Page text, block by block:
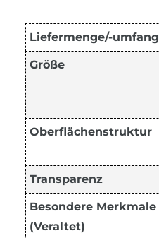
Liefermenge/-umfang
Größe
Oberflächenstruktur
Transparenz
Besondere Merkmale
(Veraltet)